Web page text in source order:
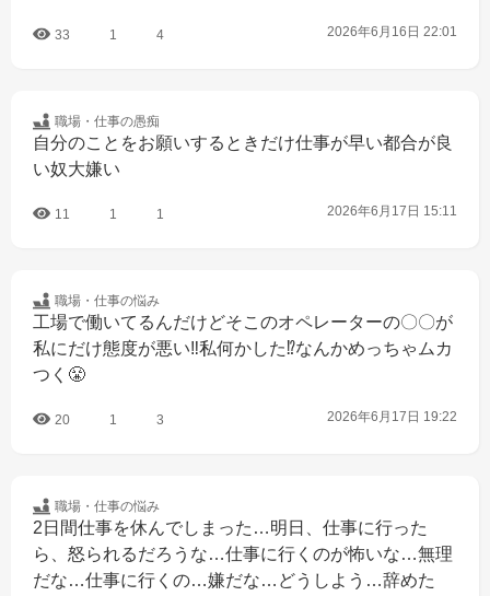
33 1 4 2026年6月16日 22:01
職場・仕事の愚痴
自分のことをお願いするときだけ仕事が早い都合が良
い奴大嫌い
11 1 1 2026年6月17日 15:11
職場・仕事の悩み
工場で働いてるんだけどそこのオペレーターの〇〇が
私にだけ態度が悪い‼️私何かした⁉️なんかめっちゃムカ
つく😤
20 1 3 2026年6月17日 19:22
職場・仕事の悩み
2日間仕事を休んでしまった…明日、仕事に行った
ら、怒られるだろうな…仕事に行くのが怖いな…無理
だな…仕事に行くの…嫌だな…どうしよう…辞めた